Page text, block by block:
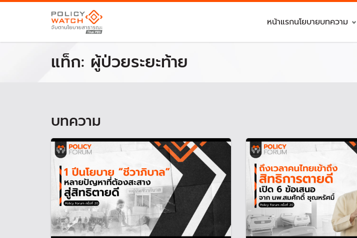
หน้าแรกนโยบายบทความ
แท็ก: ผู้ป่วยระยะท้าย
บทความ